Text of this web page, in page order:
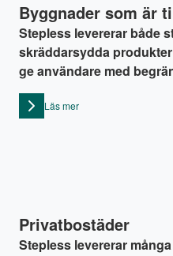
Byggnader som är
Stepless levererar både
skräddarsydda
ge användare med
och värdig tillgång till
transportmedel.
Läs mer
Privatbostäder
Stepless levererar